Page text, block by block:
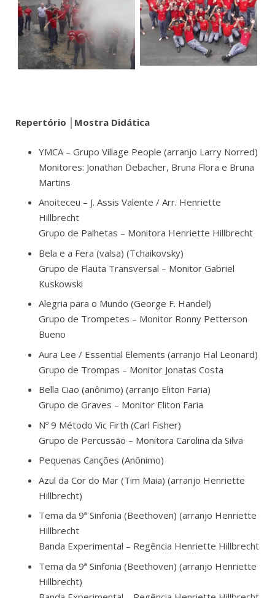
Repertório │Mostra Didática
YMCA – Grupo Village People (arranjo Larry Norred)
Monitores: Jonathan Debacher, Bruna Flora e Bruna
Martins
Anoiteceu – J. Assis Valente / Arr. Henriette
Hillbrecht
Grupo de Palhetas – Monitora Henriette Hillbrecht
Bela e a Fera (valsa) (Tchaikovsky)
Grupo de Flauta Transversal – Monitor Gabriel
Kuskowski
Alegria para o Mundo (George F. Handel)
Grupo de Trompetes – Monitor Ronny Petterson
Bueno
Aura Lee / Essential Elements (arranjo Hal Leonard)
Grupo de Trompas – Monitor Jonatas Costa
Bella Ciao (anônimo) (arranjo Eliton Faria)
Grupo de Graves – Monitor Eliton Faria
Nº 9 Método Vic Firth (Carl Fisher)
Grupo de Percussão – Monitora Carolina da Silva
Pequenas Canções (Anônimo)
Azul da Cor do Mar (Tim Maia) (arranjo Henriette
Hillbrecht)
Tema da 9ª Sinfonia (Beethoven) (arranjo Henriette
Hillbrecht
Banda Experimental – Regência Henriette Hillbrecht
Tema da 9ª Sinfonia (Beethoven) (arranjo Henriette
Hillbrecht)